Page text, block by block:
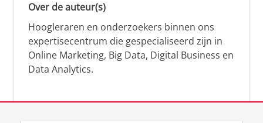
Over de auteur(s)
Hoogleraren en onderzoekers binnen ons
expertisecentrum die gespecialiseerd zijn in
Online Marketing, Big Data, Digital Business en
Data Analytics.